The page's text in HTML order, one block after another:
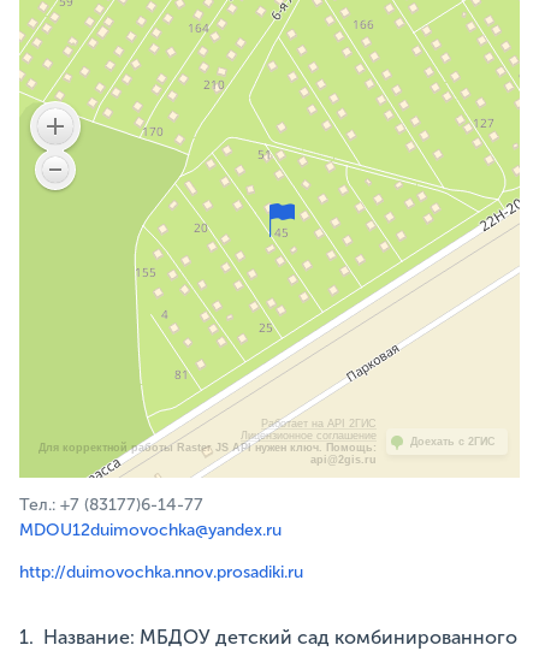
Работает на API 2ГИС
Лицензионное соглашение
Для корректной работы Raster JS API нужен ключ. Помощь:
api@2gis.ru
Доехать с 2ГИС
Тел.: +7 (83177)6-14-77
MDOU12duimovochka@yandex.ru
http://duimovochka.nnov.prosadiki.ru
1. Название: МБДОУ детский сад комбинированного